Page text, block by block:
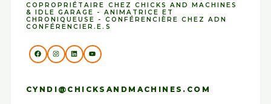
COPROPRIÉTAIRE CHEZ CHICKS AND MACHINES
& IDLE GARAGE - ANIMATRICE ET
CHRONIQUEUSE - CONFÉRENCIÈRE CHEZ ADN
CONFÉRENCIER.E.S
CYNDI@CHICKSANDMACHINES.COM